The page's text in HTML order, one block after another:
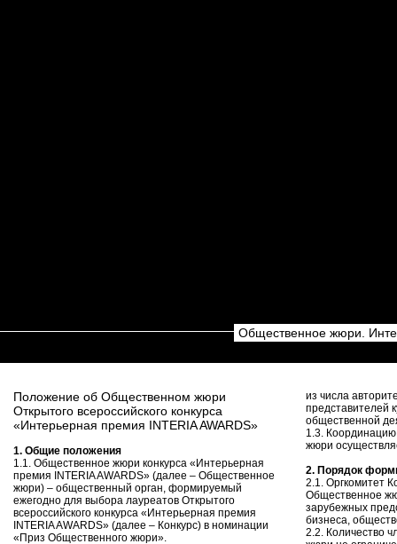
Общественное жюри.
Положение об Общественном жюри
Открытого всероссийского конкурса
«Интерьерная премия INTERIA AWARDS»
1. Общие положения
1.1. Общественное жюри конкурса «Интерьерная
премия INTERIA AWARDS» (далее – Общественное
жюри) – общественный орган, формируемый
ежегодно для выбора лауреатов Открытого
всероссийского конкурса «Интерьерная премия
INTERIA AWARDS» (далее – Конкурс) в номинации
«Приз Общественного жюри».
из числа
представителей
общественной
1.3.
жюри
2. Порядок
2.1. Оргкомитет
Общественное
зарубежных
бизнеса,
2.2. Количество